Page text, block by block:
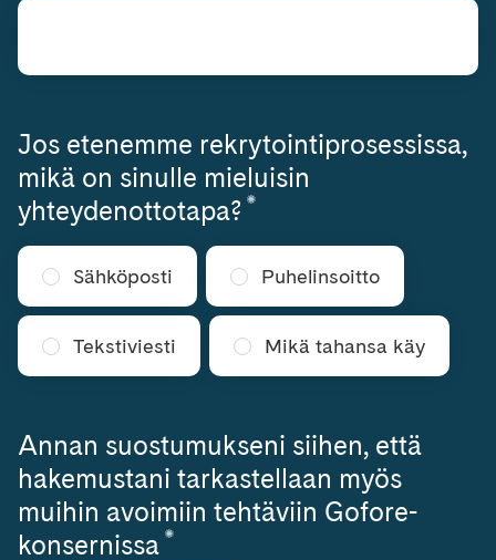
Jos etenemme rekrytointiprosessissa,
mikä on sinulle mieluisin
yhteydenottotapa? *
Sähköposti Puhelinsoitto
Tekstiviesti Mikä tahansa käy
Annan suostumukseni siihen, että
hakemustani tarkastellaan myös
muihin avoimiin tehtäviin Gofore-
konsernissa *